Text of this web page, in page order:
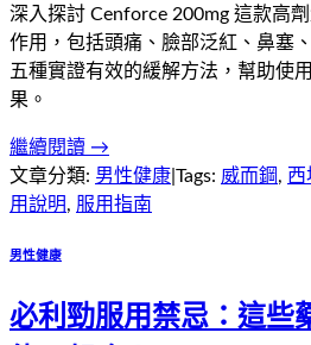
深入探討 Cenforce 200mg 這款高
作用，包括頭痛、臉部泛紅、鼻塞
五種實證有效的緩解方法，幫助使
果。
繼續閱讀 →
文章分類: 男性健康 Tags: 威而鋼, 西
用說明, 服用指南
男性健康
必利勁服用禁忌：這些